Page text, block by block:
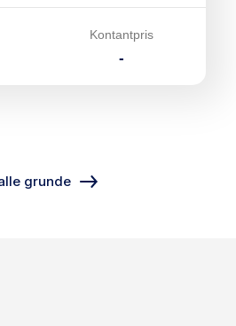
Kontantpris
-
grunde